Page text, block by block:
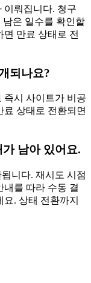
이뤄집니다. 청구
은 일수를 확인할
만료 상태로 전
되나요?
즉시 사이트가 비공
상태로 전환되면
남아 있어요.
니다. 재시도 시점
내를 따라 수동 결
. 상태 전환까지